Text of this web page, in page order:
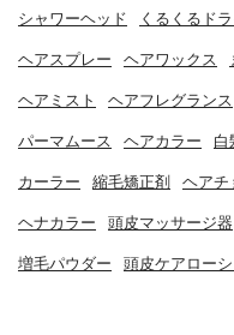
シャワーヘッド くるくるド
ヘアスプレー ヘアワックス
ヘアミスト ヘアフレグランス
パーマムース ヘアカラー 白
カーラー 縮毛矯正剤 ヘアチ
ヘナカラー 頭皮マッサージ器
増毛パウダー 頭皮ケアロー